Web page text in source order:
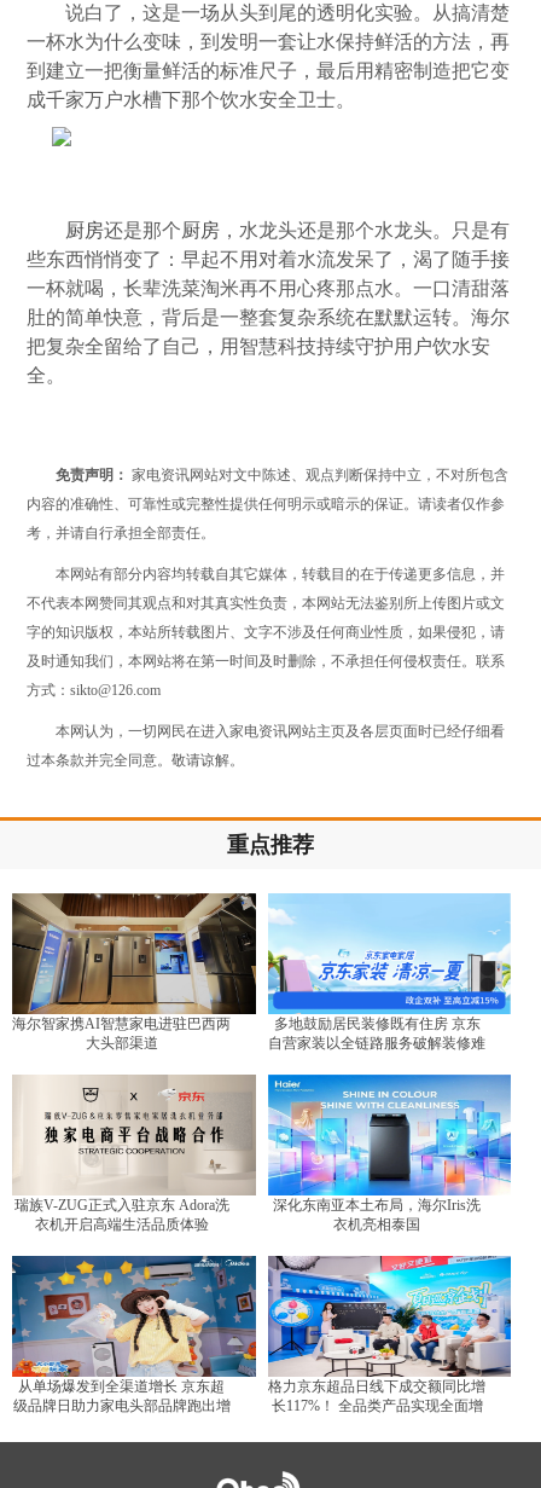
说白了，这是一场从头到尾的透明化实验。从搞清楚
一杯水为什么变味，到发明一套让水保持鲜活的方法，再
到建立一把衡量鲜活的标准尺子，最后用精密制造把它变
成千家万户水槽下那个饮水安全卫士。
厨房还是那个厨房 ，水龙头还是那个水龙头。只是有
些东西悄悄变了：早起不用对着水流发呆了，渴了随手接
一杯就喝，长辈洗菜淘米再不用心疼那点水。一口清甜落
肚的简单快意，背后是一整套复杂系统在默默运转。海尔
把复杂全留给了自己，用智慧科技持续守护用户饮水安
全。
免责声明： 家电资讯网站对文中陈述、观点判断保持中立，不对所包含
内容的准确性、可靠性或完整性提供任何明示或暗示的保证。请读者仅作参
考，并请自行承担全部责任。
本网站有部分内容均转载自其它媒体，转载目的在于传递更多信息，并
不代表本网赞同其观点和对其真实性负责，本网站无法鉴别所上传图片或文
字的知识版权，本站所转载图片、文字不涉及任何商业性质，如果侵犯，请
及时通知我们，本网站将在第一时间及时删除，不承担任何侵权责任。联系
方式：sikto@126.com
本网认为，一切网民在进入家电资讯网站主页及各层页面时已经仔细看
过本条款并完全同意。敬请谅解。
重点推荐
海尔智家携AI智慧家电进驻巴西两
大头部渠道
多地鼓励居民装修既有住房 京东
自营家装以全链路服务破解装修难
瑞族V-ZUG正式入驻京东 Adora洗
衣机开启高端生活品质体验
深化东南亚本土布局，海尔Iris洗
衣机亮相泰国
从单场爆发到全渠道增长 京东超
级品牌日助力家电头部品牌跑出增
格力京东超品日线下成交额同比增
长117%！ 全品类产品实现全面增